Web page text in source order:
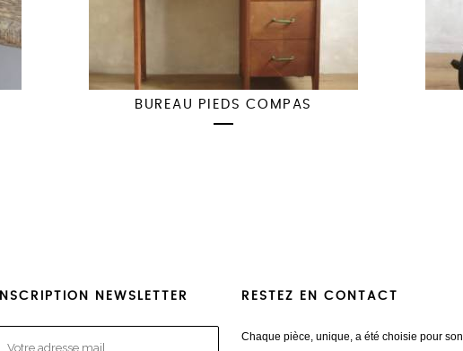
BUREAU PIEDS COMPAS
INSCRIPTION NEWSLETTER RESTEZ EN CONTACT
Chaque pièce, unique, a été choisie pour son